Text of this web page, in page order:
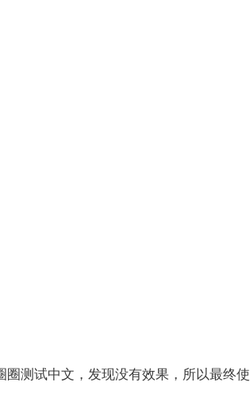
测试中文，发现没有效果，所以最终使